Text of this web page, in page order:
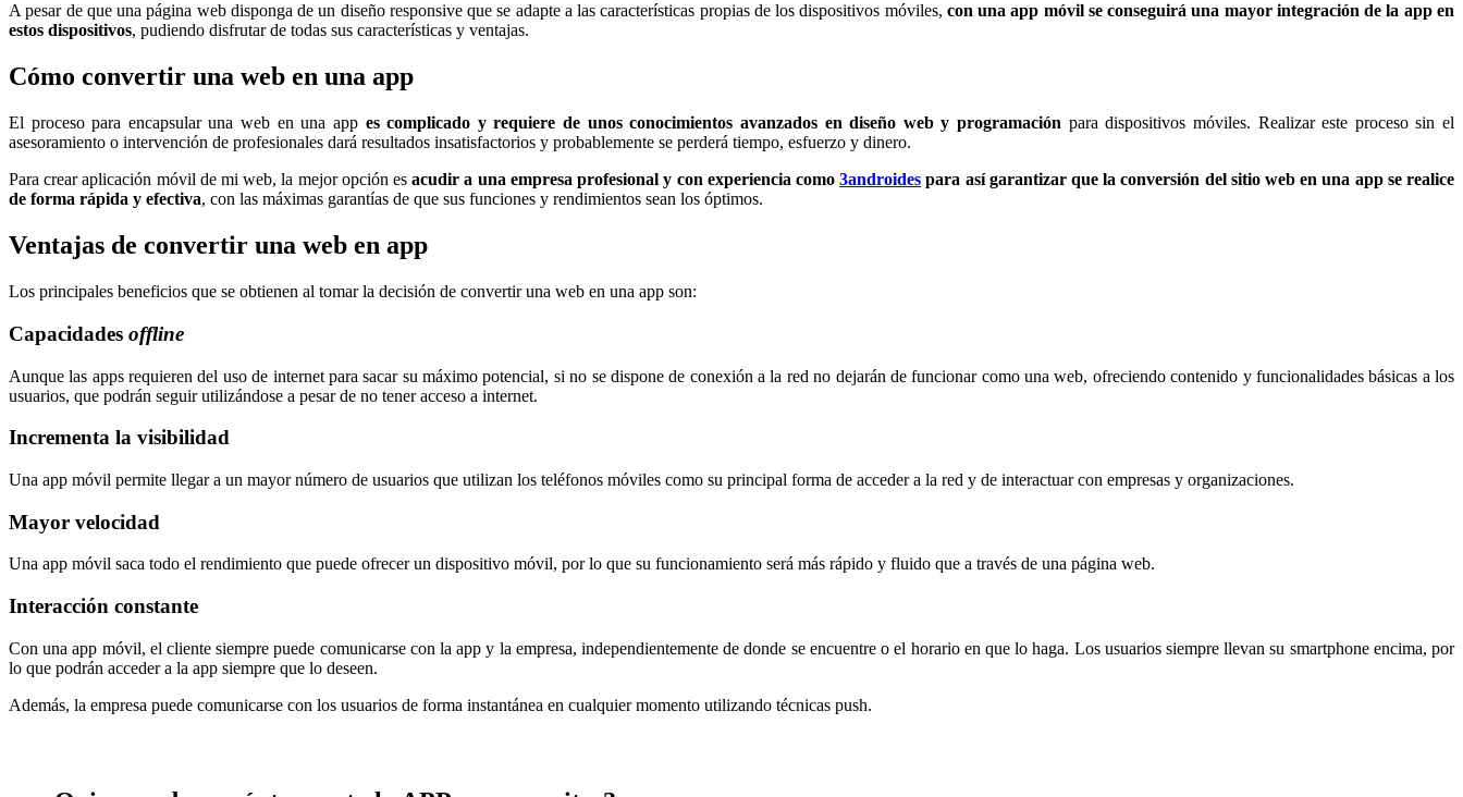
A pesar de que una página web disponga de un diseño responsive que se adapte a las características propias de los dispositivos móviles, con una app móvil se conseguirá una mayor integración de la app en
estos dispositivos, pudiendo disfrutar de todas sus características y ventajas.
Cómo convertir una web en una app
El proceso para encapsular una web en una app es complicado y requiere de unos conocimientos avanzados en diseño web y programación para dispositivos móviles. Realizar este proceso sin el
asesoramiento o intervención de profesionales dará resultados insatisfactorios y probablemente se perderá tiempo, esfuerzo y dinero.
Para crear aplicación móvil de mi web, la mejor opción esacudir a una empresa profesional y con experiencia como 3androides para así garantizar que la conversión del sitio web en una app se realice
de forma rápida y efectiva, con las máximas garantías de que sus funciones y rendimientos sean los óptimos.
Ventajas de convertir una web en app
Los principales beneficios que se obtienen al tomar la decisión de convertir una web en una app son:
Capacidades offline
Aunque las apps requieren del uso de internet para sacar su máximo potencial, si no se dispone de conexión a la red no dejarán de funcionar como una web, ofreciendo contenido y funcionalidades básicas a los
usuarios, que podrán seguir utilizándose a pesar de no tener acceso a internet.
Incrementa la visibilidad
Una app móvil permite llegar a un mayor número de usuarios que utilizan los teléfonos móviles como su principal forma de acceder a la red y de interactuar con empresas y organizaciones.
Mayor velocidad
Una app móvil saca todo el rendimiento que puede ofrecer un dispositivo móvil, por lo que su funcionamiento será más rápido y fluido que a través de una página web.
Interacción constante
Con una app móvil, el cliente siempre puede comunicarse con la app y la empresa, independientemente de donde se encuentre o el horario en que lo haga. Los usuarios siempre llevan su smartphone encima, por
lo que podrán acceder a la app siempre que lo deseen.
Además, la empresa puede comunicarse con los usuarios de forma instantánea en cualquier momento utilizando técnicas push.